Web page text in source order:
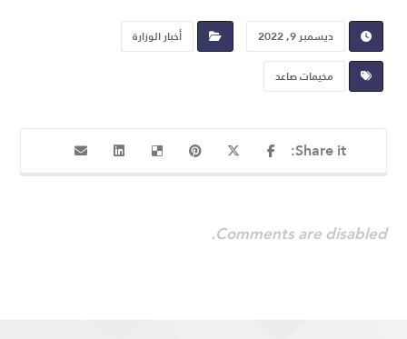
ديسمبر 9, 2022
أخبار الوزارة
مخيمات صاعد
Comments are disabled.